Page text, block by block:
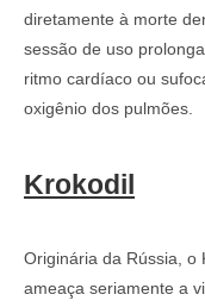
diretamente à morte
sessão de uso
ritmo cardíaco ou
oxigênio dos pulmões.
Krokodil
Originária da Rússia, o
ameaça seriamente a